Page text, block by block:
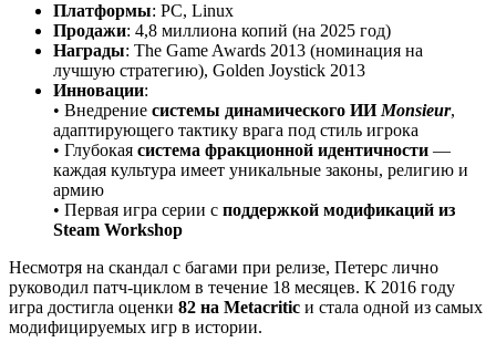
Платформы: PC, Linux
Продажи: 4,8 миллиона копий (на 2025 год)
Награды: The Game Awards 2013 (номинация на
лучшую стратегию), Golden Joystick 2013
Инновации:
• Внедрение системы динамического ИИMonsieur,
адаптирующего тактику врага под стиль игрока
• Глубокая система фракционной идентичности —
каждая культура имеет уникальные законы, религию и
армию
• Первая игра серии с поддержкой модификаций из
Steam Workshop
Несмотря на скандал с багами при релизе, Петерс лично
руководил патч-циклом в течение 18 месяцев. К 2016 году
игра достигла оценки 82 на Metacritic и стала одной из самых
модифицируемых игр в истории.